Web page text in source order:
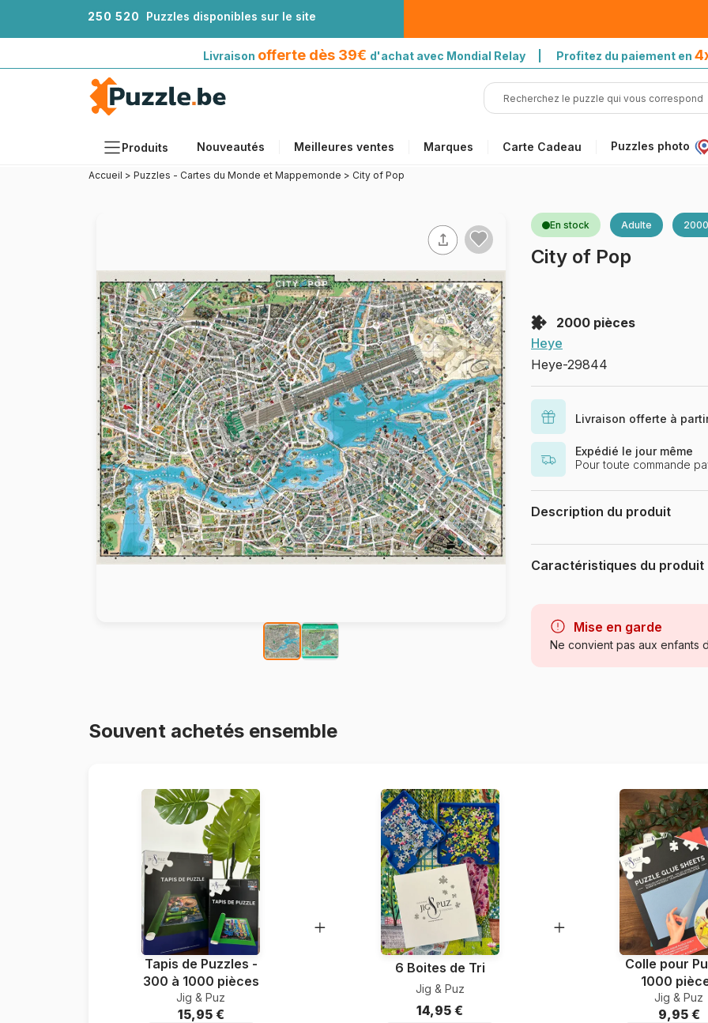
250 520 Puzzles disponibles sur le site
Livraison offerte dès 39€ d'achat avec Mondial Relay | Profitez du paiement en
Produits Nouveautés Meilleures ventes Marques Carte Cadeau Puzzles photo
Âges
Artistes
Accessoires
Puzzles en bois
Peinture au numéro
Accueil > Puzzles - Cartes du Monde et Mappemonde > City of Pop
En stock Adulte
City of Pop
2000 pièces
Heye
Heye-29844
Livraison offerte à
Expédié le jour même
Pour toute commande
Description du produit
Puzzle 2000 pièces. City of Pop
du puzzle monté : 69 x 97 cm -
d'assurer que la production de
Caractéristiques du produit
Catégorie
Nombre de pièces
Mise en garde
Ne convient pas aux enfants
Souvent achetés ensemble
Tapis de Puzzles -
300 à 1000 pièces
Jig & Puz
15,95 €
6 Boites de Tri
Jig & Puz
14,95 €
Colle pour
1000
Jig & Puz
9,95 €